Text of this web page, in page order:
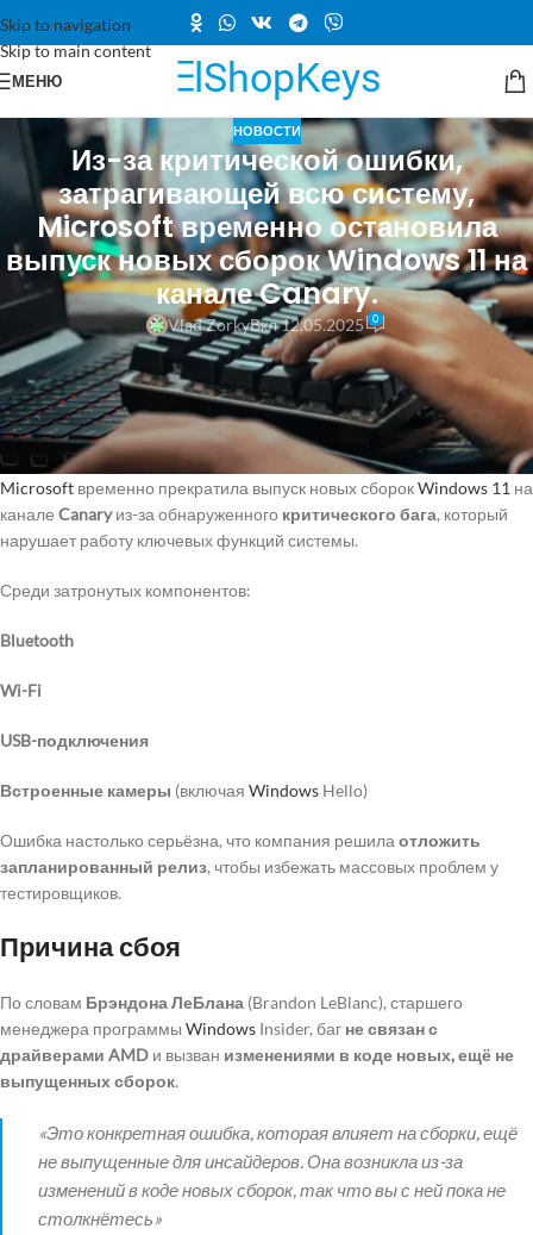
Skip to navigation
Skip to main content
МЕНЮ
НОВОСТИ
Из-за критической ошибки,
затрагивающей всю систему,
Microsoft временно остановила
выпуск новых сборок Windows 11 на
канале Canary.
Vlad ZorkyВкл 12.05.2025 0
Корпорация обнаружила серьёзную ошибку, затрагивающую
Bluetooth, Wi-Fi, USB и камеры. Исправление уже тестируется.
Что произошло?
Microsoft временно прекратила выпуск новых сборокWindows 11 на
канале Canaryиз-за обнаруженного критического бага, который
нарушает работу ключевых функций системы.
Среди затронутых компонентов:
Bluetooth
Wi-Fi
USB-подключения
Встроенные камеры (включая Windows Hello)
Ошибка настолько серьёзна, что компания решила отложить
запланированный релиз, чтобы избежать массовых проблем у
тестировщиков.
Причина сбоя
По словам Брэндона ЛеБлана (Brandon LeBlanc), старшего
менеджера программы Windows Insider, баг не связан с
драйверами AMD и вызван изменениями в коде новых, ещё не
выпущенных сборок.
«Это конкретная ошибка, которая влияет на сборки, ещё
не выпущенные для инсайдеров. Она возникла из-за
изменений в коде новых сборок, так что вы с ней пока не
столкнётесь»